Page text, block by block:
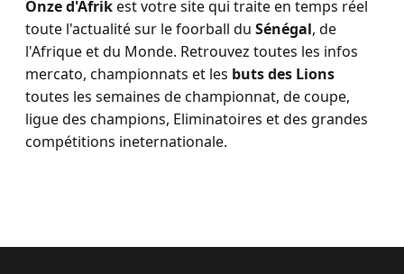
Onze d'Afrikest votre site qui traite en temps réel
toute l'actualité sur le foorball du Sénégal, de
l'Afrique et du Monde. Retrouvez toutes les infos
mercato, championnats et les buts des Lions
toutes les semaines de championnat, de coupe,
ligue des champions, Eliminatoires et des grandes
compétitions ineternationale.